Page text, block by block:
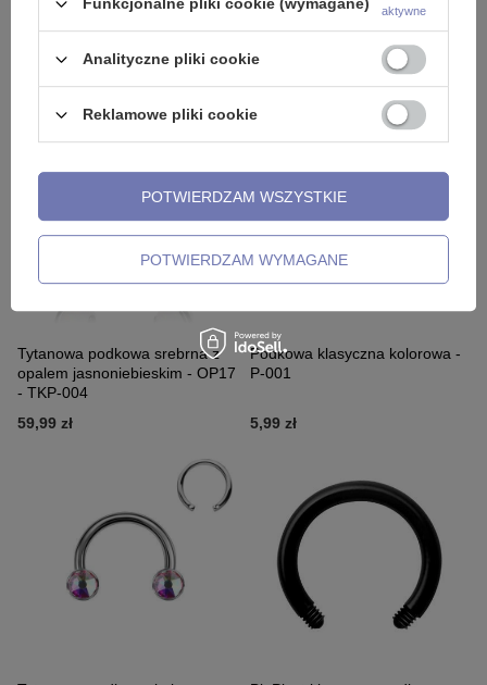
Tytanowa podkowa z białymi
cyrkoniami - złota - TKP-003
21,99 zł
Podkowa zakręcona srebrna -
P-007
9,99 zł
Tytanowa podkowa srebrna z
opalem jasnoniebieskim - OP17
- TKP-004
59,99 zł
Podkowa klasyczna kolorowa -
P-001
5,99 zł
aktywne
Analityczne pliki cookie
Reklamowe pliki cookie
POTWIERDZAM WYMAGANE
POTWIERDZAM WSZYSTKIE